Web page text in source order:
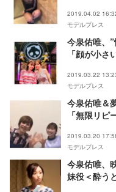
2019.04.02
モデルプレス
今泉佑唯、
「顔が小さ
2019.03.22
モデルプレス
今泉佑唯＆
「無限リ
2019.03.20
モデルプレス
今泉佑唯、
妹役＜酔う